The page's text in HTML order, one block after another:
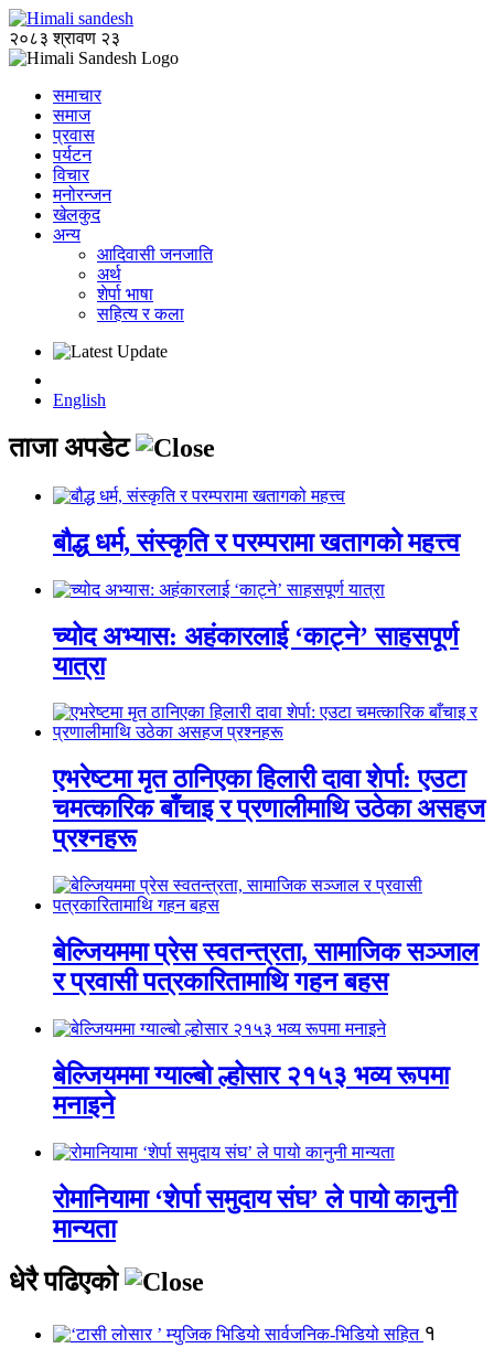
२०८३ श्रावण २३
समाचार
समाज
प्रवास
पर्यटन
विचार
मनोरन्जन
खेलकुद
अन्य
आदिवासी जनजाति
अर्थ
शेर्पा भाषा
सहित्य र कला
English
ताजा अपडेट
बौद्ध धर्म, संस्कृति र परम्परामा खतागको महत्त्व
च्योद अभ्यास: अहंकारलाई ‘काट्ने’ साहसपूर्ण
यात्रा
एभरेष्टमा मृत ठानिएका हिलारी दावा शेर्पा: एउटा
चमत्कारिक बाँचाइ र प्रणालीमाथि उठेका असहज
प्रश्नहरू
बेल्जियममा प्रेस स्वतन्त्रता, सामाजिक सञ्जाल
र प्रवासी पत्रकारितामाथि गहन बहस
बेल्जियममा ग्याल्बो ल्होसार २१५३ भव्य रूपमा
मनाइने
रोमानियामा ‘शेर्पा समुदाय संघ’ ले पायो कानुनी
मान्यता
धेरै पढिएको
१